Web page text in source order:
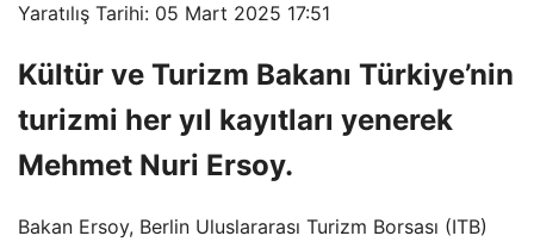
Yaratılış Tarihi: 05 Mart 2025 17:51
Kültür ve Turizm Bakanı Türkiye’nin
turizmi her yıl kayıtları yenerek
Mehmet Nuri Ersoy.
Bakan Ersoy, Berlin Uluslararası Turizm Borsası (ITB)